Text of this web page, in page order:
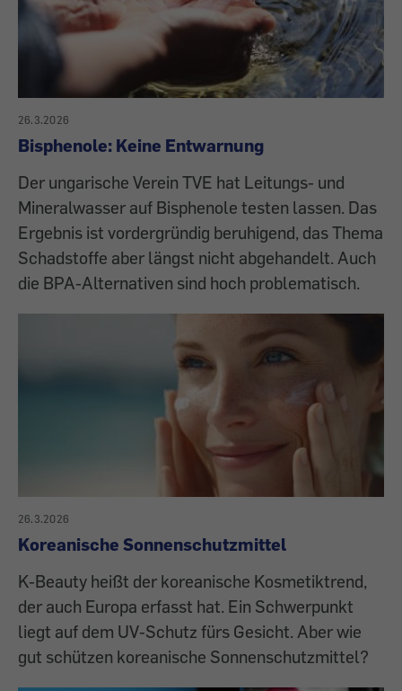
26.3.2026
Bisphenole: Keine Entwarnung
Der ungarische Verein TVE hat Leitungs- und
Mineralwasser auf Bisphenole testen lassen. Das
Ergebnis ist vordergründig beruhigend, das Thema
Schadstoffe aber längst nicht abgehandelt. Auch
die BPA-Alternativen sind hoch problematisch.
26.3.2026
Koreanische Sonnenschutzmittel
K-Beauty heißt der koreanische Kosmetiktrend,
der auch Europa erfasst hat. Ein Schwerpunkt
liegt auf dem UV-Schutz fürs Gesicht. Aber wie
gut schützen koreanische Sonnenschutzmittel?